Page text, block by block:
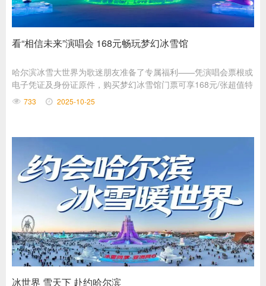
看“相信未来”演唱会 168元畅玩梦幻冰雪馆
哈尔滨冰雪大世界为歌迷朋友准备了专属福利——凭演唱会票根或
电子凭证及身份证原件，购买梦幻冰雪馆门票可享168元/张超值特
惠（原价268元/张），让音乐与冰雪实现梦幻联动。
733 2025-10-25
冰世界 雪天下 赴约哈尔滨